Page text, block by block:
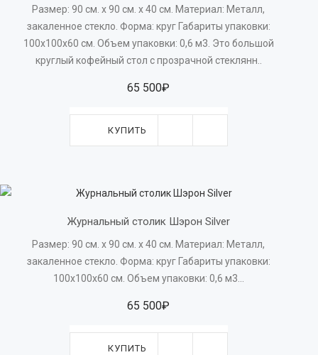
Размер: 90 см. х 90 см. х 40 см. Материал: Металл,
закаленное стекло. Форма: круг Габариты упаковки:
100х100х60 см. Объем упаковки: 0,6 м3. Это большой
круглый кофейный стол с прозрачной стеклянн..
65 500₽
КУПИТЬ
Журнальный столик Шэрон Silver
Размер: 90 см. х 90 см. х 40 см. Материал: Металл,
закаленное стекло. Форма: круг Габариты упаковки:
100х100х60 см. Объем упаковки: 0,6 м3...
65 500₽
КУПИТЬ